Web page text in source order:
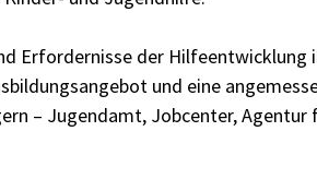
Erfordernisse der Hilfeentwicklung
und eine
– Jugendamt, Jobcenter, Agentur